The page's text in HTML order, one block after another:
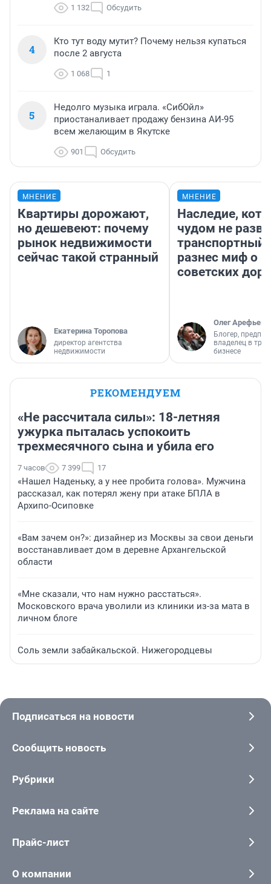
1 132 Обсудить
4
Кто тут воду мутит? Почему нельзя купаться
после 2 августа
1 068 1
5
Недолго музыка играла. «СибОйл»
приостаналивает продажу бензина АИ-95
всем желающим в Якутске
901 Обсудить
МНЕНИЕ
Квартиры дорожают,
но дешевеют: почему
рынок недвижимости
сейчас такой странный
Екатерина Торопова
директор агентства
недвижимости
МНЕНИЕ
Наследие,
чудом не
транспортный
разнес миф о
советских
Олег Арефьев
Блогер,
владелец в
бизнесе
РЕКОМЕНДУЕМ
«Не рассчитала силы»: 18-летняя
ужурка пыталась успокоить
трехмесячного сына и убила его
7 часов 7 399 17
«Нашел Наденьку, а у нее пробита голова». Мужчина
рассказал, как потерял жену при атаке БПЛА в
Архипо-Осиповке
«Вам зачем он?»: дизайнер из Москвы за свои деньги
восстанавливает дом в деревне Архангельской
области
«Мне сказали, что нам нужно расстаться».
Московского врача уволили из клиники из-за мата в
личном блоге
Соль земли забайкальской. Нижегородцевы
Подписаться на новости
Сообщить новость
Рубрики
Реклама на сайте
Прайс-лист
О компании